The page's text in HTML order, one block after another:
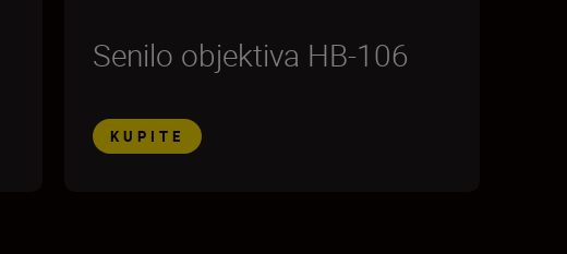
Senilo objektiva HB-106
KUPITE